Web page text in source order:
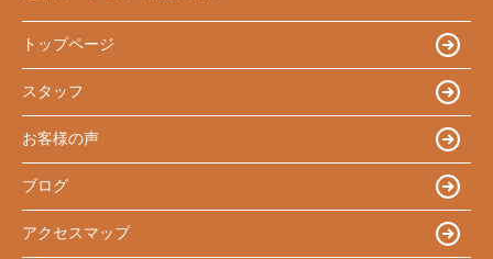
トップページ
スタッフ
お客様の声
ブログ
アクセスマップ